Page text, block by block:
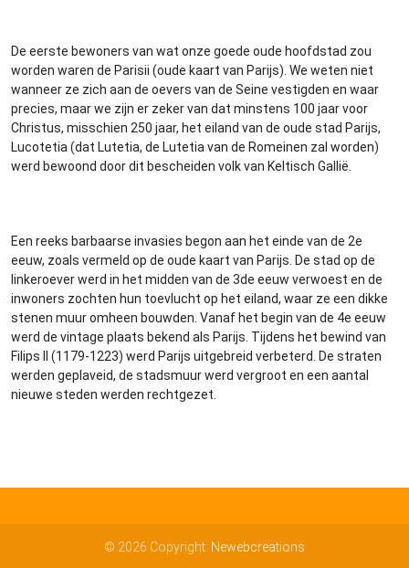
De eerste bewoners van wat onze goede oude hoofdstad zou
worden waren de Parisii (oude kaart van Parijs). We weten niet
wanneer ze zich aan de oevers van de Seine vestigden en waar
precies, maar we zijn er zeker van dat minstens 100 jaar voor
Christus, misschien 250 jaar, het eiland van de oude stad Parijs,
Lucotetia (dat Lutetia, de Lutetia van de Romeinen zal worden)
werd bewoond door dit bescheiden volk van Keltisch Gallië.
Een reeks barbaarse invasies begon aan het einde van de 2e
eeuw, zoals vermeld op de oude kaart van Parijs. De stad op de
linkeroever werd in het midden van de 3de eeuw verwoest en de
inwoners zochten hun toevlucht op het eiland, waar ze een dikke
stenen muur omheen bouwden. Vanaf het begin van de 4e eeuw
werd de vintage plaats bekend als Parijs. Tijdens het bewind van
Filips II (1179-1223) werd Parijs uitgebreid verbeterd. De straten
werden geplaveid, de stadsmuur werd vergroot en een aantal
nieuwe steden werden rechtgezet.
© 2026 Copyright: Newebcreations